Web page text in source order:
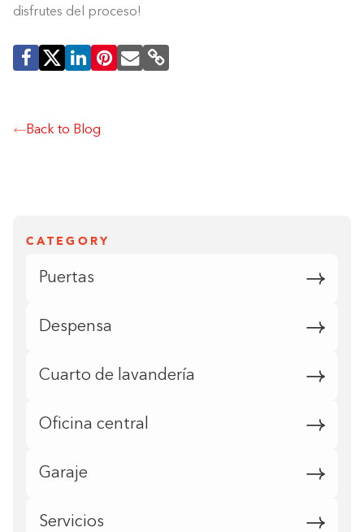
disfrutes del proceso!
Back to Blog
CATEGORY
Puertas
Despensa
Cuarto de lavandería
Oficina central
Garaje
Servicios